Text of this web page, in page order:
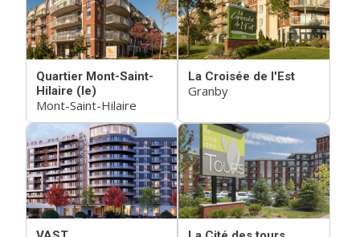
Quartier Mont-Saint-
Hilaire (le)
Mont-Saint-Hilaire
La Croisée de l'Est
Granby